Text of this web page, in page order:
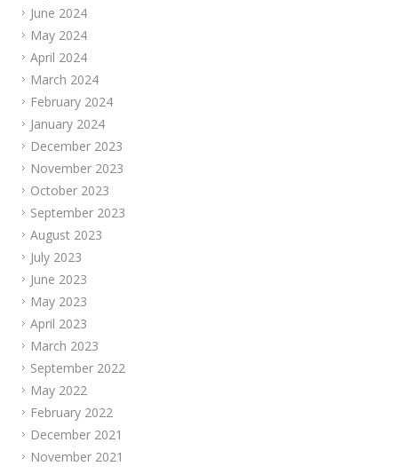
June 2024
May 2024
April 2024
March 2024
February 2024
January 2024
December 2023
November 2023
October 2023
September 2023
August 2023
July 2023
June 2023
May 2023
April 2023
March 2023
September 2022
May 2022
February 2022
December 2021
November 2021